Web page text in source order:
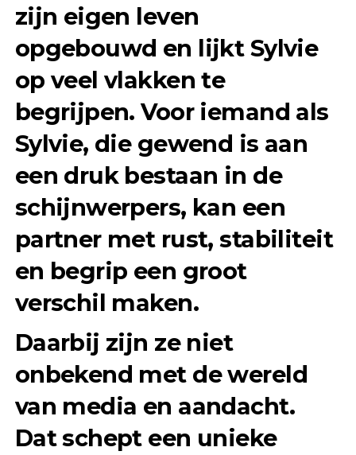
zijn eigen leven
opgebouwd en lijkt Sylvie
op veel vlakken te
begrijpen. Voor iemand als
Sylvie, die gewend is aan
een druk bestaan in de
schijnwerpers, kan een
partner met rust, stabiliteit
en begrip een groot
verschil maken.
Daarbij zijn ze niet
onbekend met de wereld
van media en aandacht.
Dat schept een unieke